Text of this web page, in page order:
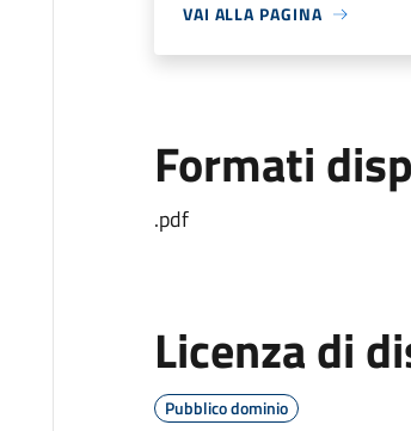
VAI ALLA PAGINA
Formati
.pdf
Licenza di
Pubblico dominio